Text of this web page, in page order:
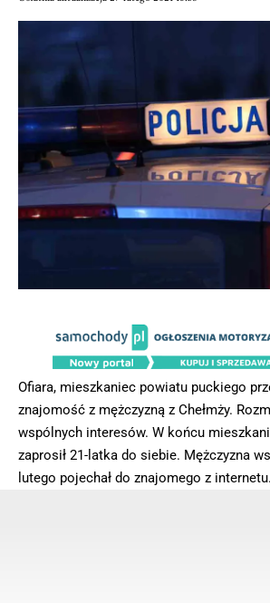
Ofiara, mieszkaniec powiatu puckiego
znajomość z mężczyzną z Chełmży.
wspólnych interesów. W końcu
zaprosił 21-latka do siebie. Mężczyzna
lutego pojechał do znajomego z internetu.